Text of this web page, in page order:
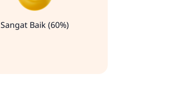
Sangat Baik (60%)